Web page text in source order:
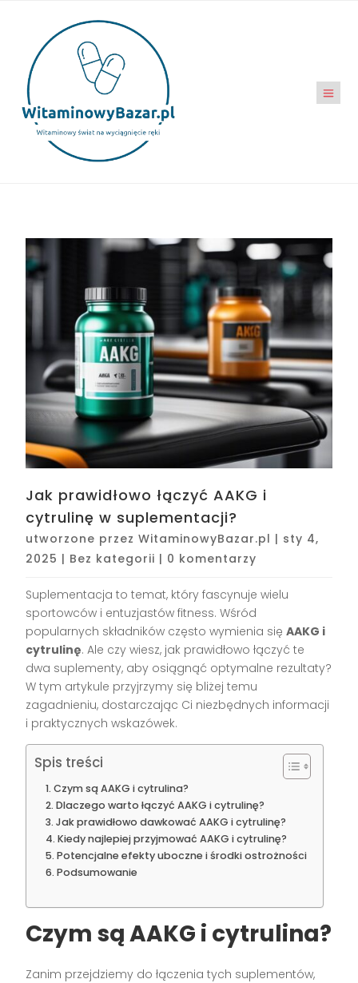
Jak prawidłowo łączyć AAKG i
cytrulinę w suplementacji?
utworzone przezWitaminowyBazar.pl | sty 4,
2025 | Bez kategorii | 0 komentarzy
Suplementacja to temat, który fascynuje wielu
sportowców i entuzjastów fitness. Wśród
popularnych składników często wymienia sięAAKG i
cytrulinę. Ale czy wiesz, jak prawidłowo łączyć te
dwa suplementy, aby osiągnąć optymalne rezultaty?
W tym artykule przyjrzymy się bliżej temu
zagadnieniu, dostarczając Ci niezbędnych informacji
i praktycznych wskazówek.
Spis treści
Czym są AAKG i cytrulina?
Dlaczego warto łączyć AAKG i cytrulinę?
Jak prawidłowo dawkować AAKG i cytrulinę?
Kiedy najlepiej przyjmować AAKG i cytrulinę?
Potencjalne efekty uboczne i środki ostrożności
Podsumowanie
Czym są AAKG i cytrulina?
Zanim przejdziemy do łączenia tych suplementów,